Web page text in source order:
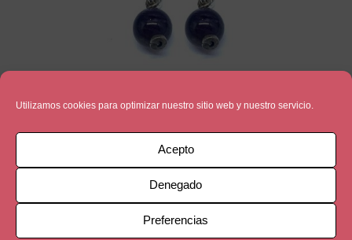
Utilizamos cookies para optimizar nuestro sitio web y nuestro servicio.
Acepto
Denegado
Preferencias
AMATISTA
14,90€